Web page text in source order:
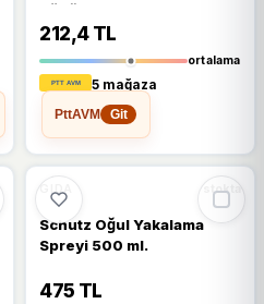
Köpük Tabak - 23.5x25
Cm. - 10 Adetlik 1 Paket
212,4 TL
ortalama
5 mağaza
PttAVM
Git
%14
GIDA stokta
Schutz Oğul Yakalama
Spreyi 500 ml.
475 TL